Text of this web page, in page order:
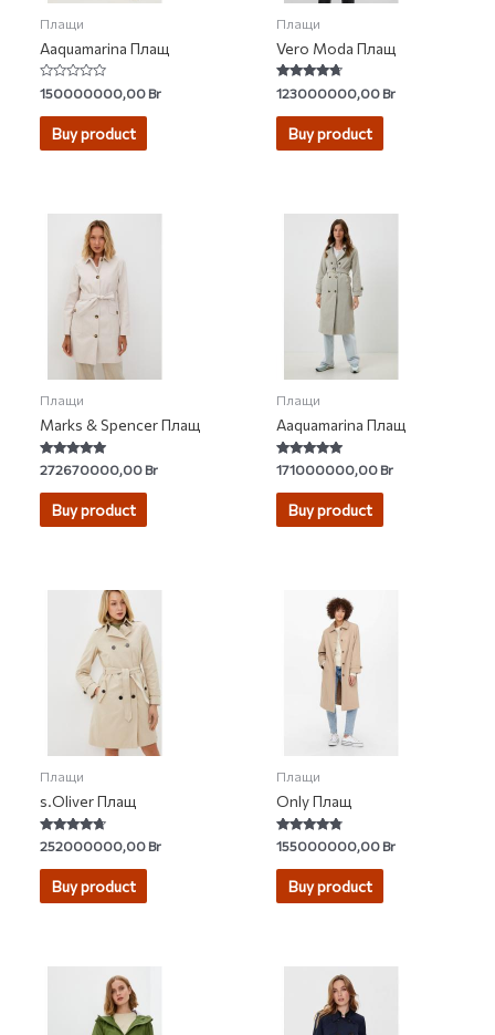
Плащи
Aaquamarina Плащ
Rated
0
out
150000000,00Br
Buy product
Плащи
Vero Moda Плащ
Rated
4.48
out of 5
123000000,00Br
Buy product
Плащи
Marks & Spencer Плащ
Rated
5.00
out of 5
272670000,00Br
Buy product
Плащи
Aaquamarina Плащ
Rated
5.00
out of 5
171000000,00Br
Buy product
Плащи
s.Oliver Плащ
Rated
4.50
out of 5
252000000,00Br
Buy product
Плащи
Only Плащ
Rated
4.55
out of 5
155000000,00Br
Buy product